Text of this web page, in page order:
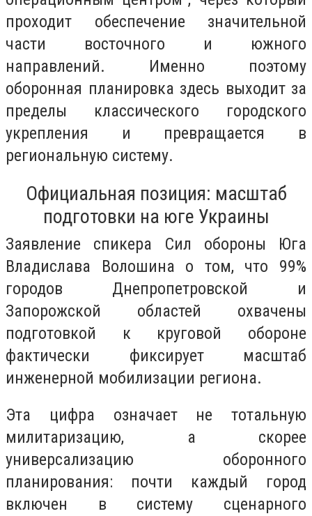
проходит обеспечение значительной
части восточного и южного
направлений. Именно поэтому
оборонная планировка здесь выходит за
пределы классического городского
укрепления и превращается в
региональную систему.
Официальная позиция: масштаб
подготовки на юге Украины
Заявление спикера Сил обороны Юга
Владислава Волошина о том, что 99%
городов Днепропетровской и
Запорожской областей охвачены
подготовкой к круговой обороне
фактически фиксирует масштаб
инженерной мобилизации региона.
Эта цифра означает не тотальную
милитаризацию, а скорее
универсализацию оборонного
планирования: почти каждый город
включен в систему сценарного